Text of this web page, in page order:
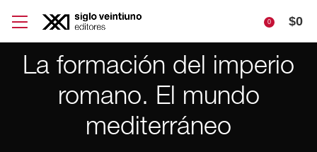
0 $0
La formación del imperio
romano. El mundo
mediterráneo